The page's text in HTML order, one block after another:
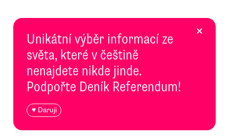
Unikátní výběr informací ze
světa, které v češtině
nenajdete nikde jinde.
Podpořte Deník Referendum!
♥ Daruji
×